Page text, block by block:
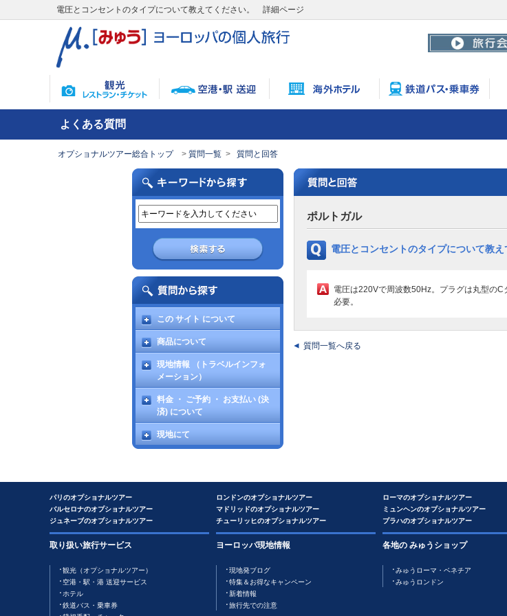
電圧とコンセントのタイプについて教えてください。 詳細ページ
よくある質問
オプショナルツアー総合トップ 質問一覧 質問と回答
この サイト について
商品について
現地情報 （トラベルインフォ
メーション）
料金 ・ ご予約 ・ お支払い (決
済) について
現地にて
ポルトガル
電圧とコンセントのタイプについて教え
電圧は220Vで周波数50Hz。プラグは丸型の
必要。
質問一覧へ戻る
パリのオプショナルツアー
バルセロナのオプショナルツアー
ジュネーブのオプショナルツアー
ロンドンのオプショナルツアー
マドリッドのオプショナルツアー
チューリッヒのオプショナルツアー
ローマのオプショナルツアー
ミュンヘンのオプショナルツアー
プラハのオプショナルツアー
取り扱い旅行サービス
観光（オプショナルツアー）
空港・駅・港 送迎サービス
ホテル
鉄道バス・乗車券
ヨーロッパ現地情報
現地発ブログ
特集＆お得なキャンペーン
新着情報
旅行先での注意
各地の みゅうショップ
みゅうローマ・ベネチア
みゅうロンドン